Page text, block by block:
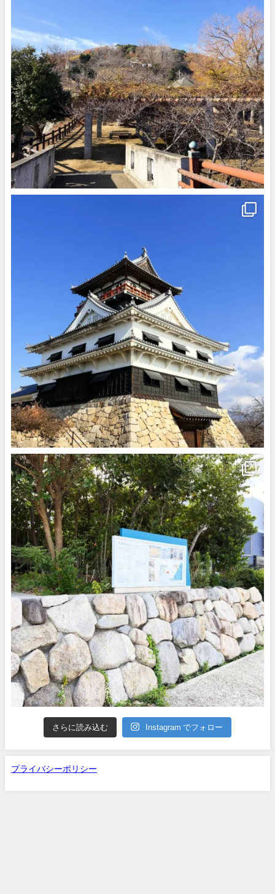
さらに読み込む Instagram でフォロー
プライバシーポリシー